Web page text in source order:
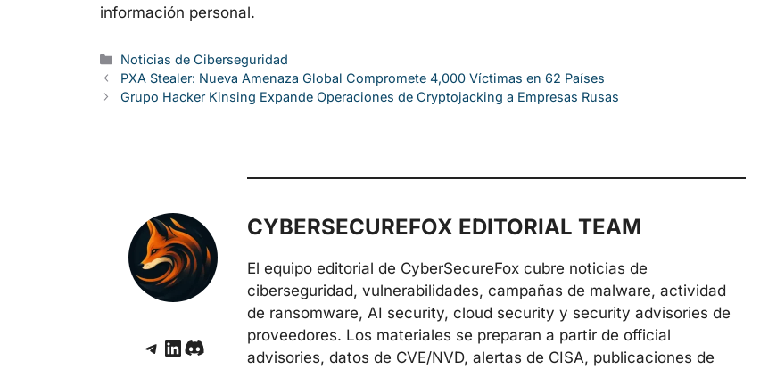
información personal.
Categorías
Noticias de Ciberseguridad
PXA Stealer: Nueva Amenaza Global Compromete 4,000 Víctimas en 62 Países
Grupo Hacker Kinsing Expande Operaciones de Cryptojacking a Empresas Rusas
Telegram
LinkedIn
Discord
CYBERSECUREFOX EDITORIAL TEAM
El equipo editorial de CyberSecureFox cubre noticias de
ciberseguridad, vulnerabilidades, campañas de malware, actividad
de ransomware, AI security, cloud security y security advisories de
proveedores. Los materiales se preparan a partir de official
advisories, datos de CVE/NVD, alertas de CISA, publicaciones de